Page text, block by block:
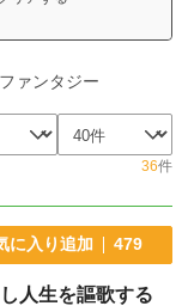
ァンタジー
36件
に入り追加 479
人生を謳歌する